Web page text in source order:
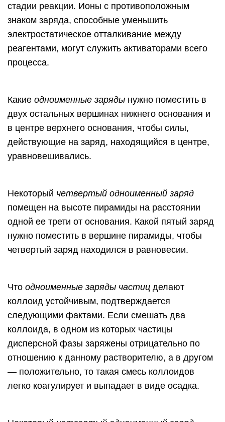
стадии реакции. Ионы с противоположным
знаком заряда, способные уменьшить
электростатическое отталкивание между
реагентами, могут служить активаторами всего
процесса.
Какие одноименные заряды нужно поместить в
двух остальных вершинах нижнего основания и
в центре верхнего основания, чтобы силы,
действующие на заряд, находящийся в центре,
уравновешивались.
Некоторый четвертый одноименный заряд
помещен на высоте пирамиды на расстоянии
одной ее трети от основания. Какой пятый заряд
нужно поместить в вершине пирамиды, чтобы
четвертый заряд находился в равновесии.
Что одноименные заряды частиц делают
коллоид устойчивым, подтверждается
следующими фактами. Если смешать два
коллоида, в одном из которых частицы
дисперсной фазы заряжены отрицательно по
отношению к данному растворителю, а в другом
— положительно, то такая смесь коллоидов
легко коагулирует и выпадает в виде осадка.